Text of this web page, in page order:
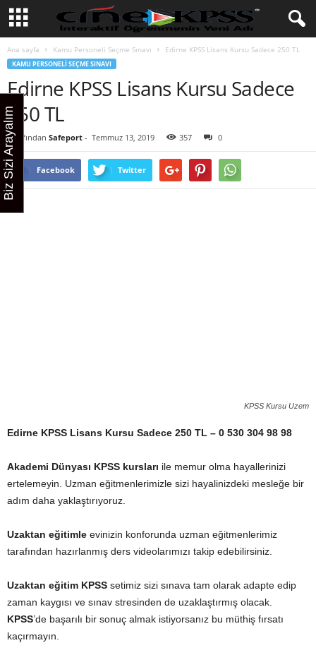
Ana sayfa Kamu Personeli Seçme Sınavı Edirne KPSS Lisans Kursu Sadece 250 TL
KAMU PERSONELI SEÇME SINAVI
Edirne KPSS Lisans Kursu Sadece
250 TL
Tarafından Safeport - Temmuz 13, 2019 357 0
Facebook Twitter
KPSS Kursu Uzem
Edirne KPSS Lisans Kursu Sadece 250 TL – 0 530 304 98 98
Akademi Dünyası KPSS kursları ile memur olma hayallerinizi
ertelemeyin. Uzman eğitmenlerimizle sizi hayalinizdeki mesleğe bir
adım daha yaklaştırıyoruz.
Uzaktan eğitimle evinizin konforunda uzman eğitmenlerimiz
tarafından hazırlanmış ders videolarımızı takip edebilirsiniz.
Uzaktan eğitim KPSS setimiz sizi sınava tam olarak adapte edip
zaman kaygısı ve sınav stresinden de uzaklaştırmış olacak.
KPSS’de başarılı bir sonuç almak istiyorsanız bu müthiş fırsatı
kaçırmayın.
Biz Sizi Arayalım